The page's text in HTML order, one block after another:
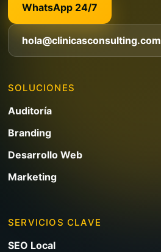
WhatsApp 24/7
hola@clinicasconsulting.com
SOLUCIONES
Auditoría
Branding
Desarrollo Web
Marketing
SERVICIOS CLAVE
SEO Local